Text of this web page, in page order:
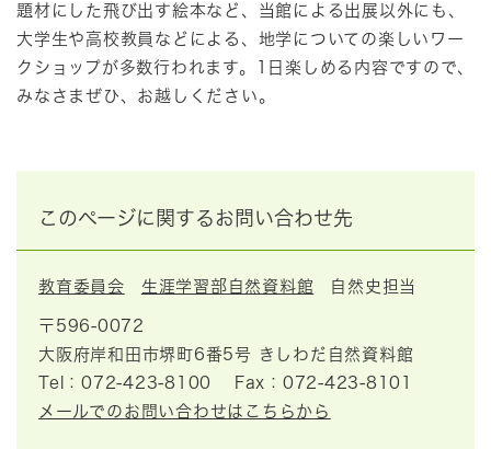
題材にした飛び出す絵本など、当館による出展以外にも、
大学生や高校教員などによる、地学についての楽しいワー
クショップが多数行われます。1日楽しめる内容ですので、
みなさまぜひ、お越しください。
このページに関するお問い合わせ先
教育委員会 生涯学習部自然資料館 自然史担当
〒596-0072
大阪府岸和田市堺町6番5号 きしわだ自然資料館
Tel：072-423-8100
Fax：072-423-8101
メールでのお問い合わせはこちらから